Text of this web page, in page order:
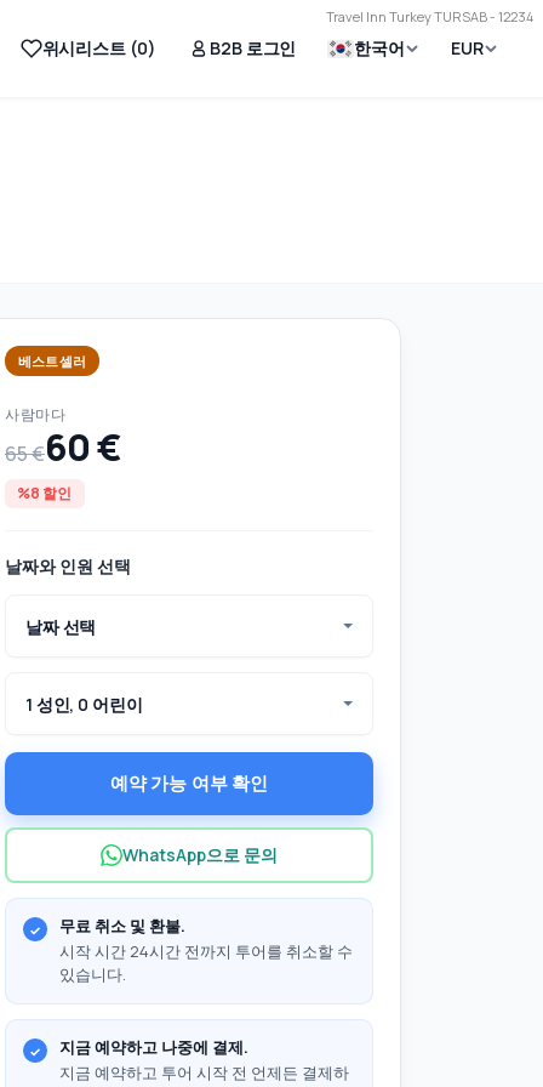
Travel Inn Turkey TURSAB - 12234
위시리스트 (0) B2B 로그인 한국어 EUR
베스트셀러
사람마다
65 €60 €
%8 할인
날짜와 인원 선택
날짜 선택
1 성인, 0 어린이
예약 가능 여부 확인
WhatsApp으로 문의
무료 취소 및 환불.
시작 시간 24시간 전까지 투어를 취소할 수
있습니다.
지금 예약하고 나중에 결제.
지금 예약하고 투어 시작 전 언제든 결제하